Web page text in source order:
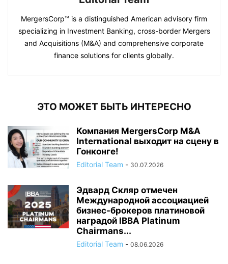
MergersCorp™ is a distinguished American advisory firm
specializing in Investment Banking, cross-border Mergers
and Acquisitions (M&A) and comprehensive corporate
finance solutions for clients globally.
ЭТО МОЖЕТ БЫТЬ ИНТЕРЕСНО
Компания MergersCorp M&A
International выходит на сцену в
Гонконге!
Editorial Team - 30.07.2026
Эдвард Скляр отмечен
Международной ассоциацией
бизнес-брокеров платиновой
наградой IBBA Platinum
Chairmans...
Editorial Team - 08.06.2026